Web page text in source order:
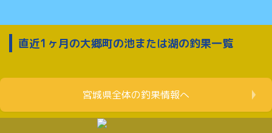
直近1ヶ月の大郷町の池または湖の釣果一覧
宮城県全体の釣果情報へ